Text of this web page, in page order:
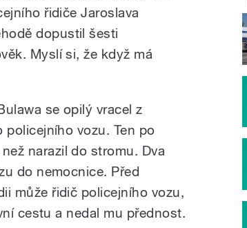
řidiče Jaroslava
dopustil šesti
Myslí si, že když má
se opilý vracel z
vozu. Ten po
narazil do stromu. Dva
do nemocnice. Před
může řidič policejního vozu,
cestu a nedal mu přednost.